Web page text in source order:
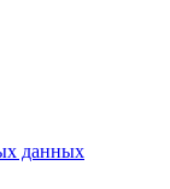
данных